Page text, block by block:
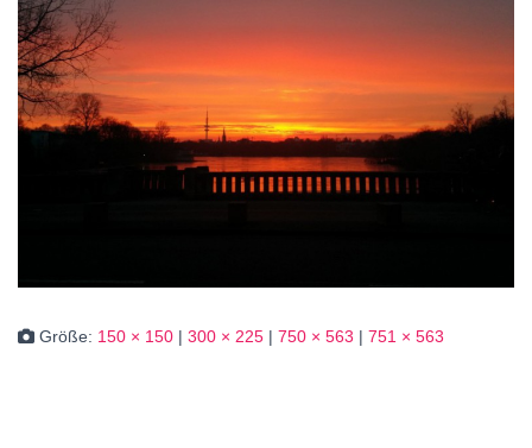
Größe: 150 × 150 | 300 × 225 | 750 × 563 | 751 × 563